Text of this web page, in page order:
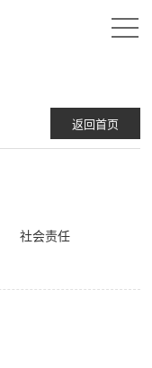
返回首页
社会责任